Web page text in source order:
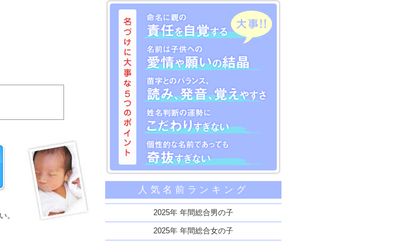
。
名づけに大事な5つのポイント
命名に親の責任を自覚する
名前は子供への愛情や願いの結晶
苗字とのバランス、読み、発音、覚えやすさ
姓名判断の運勢にこだわりすぎない
人気名前ランキング
2025年 年間総合男の子
2025年 年間総合女の子